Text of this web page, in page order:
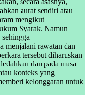
aurat sendiri atau
mengikut
Syarak. Namun
menjalani rawatan dan
tersebut diharuskan
dan pada masa
konteks yang
kelonggaran untuk